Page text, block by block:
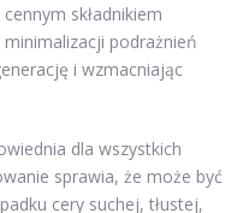
składnikiem
podrażnień
i wzmacniając
dla wszystkich
sprawia, że może być
cery suchej, tłustej,